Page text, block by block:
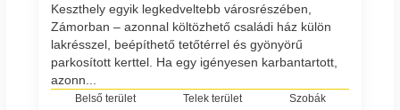
Keszthely egyik legkedveltebb városrészében,
Zámorban – azonnal költözhető családi ház külön
lakrésszel, beépíthető tetőtérrel és gyönyörű
parkosított kerttel. Ha egy igényesen karbantartott,
azonn...
Belső terület Telek terület Szobák